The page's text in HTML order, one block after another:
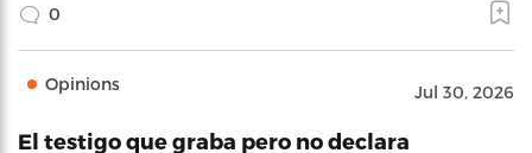
0
Opinions Jul 30, 2026
El testigo que graba pero no declara